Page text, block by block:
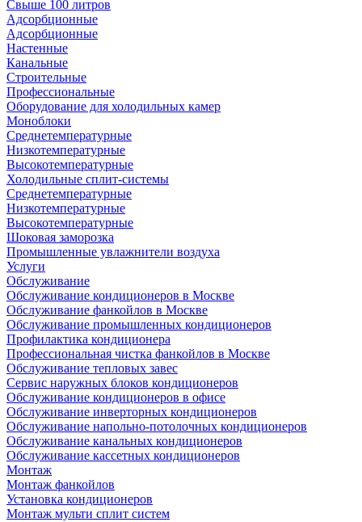
Свыше 100 литров
Адсорбционные
Адсорбционные
Настенные
Канальные
Строительные
Профессиональные
Оборудование для холодильных камер
Моноблоки
Среднетемпературные
Низкотемпературные
Высокотемпературные
Холодильные сплит-системы
Среднетемпературные
Низкотемпературные
Высокотемпературные
Шоковая заморозка
Промышленные увлажнители воздуха
Услуги
Обслуживание
Обслуживание кондиционеров в Москве
Обслуживание фанкойлов в Москве
Обслуживание промышленных кондиционеров
Профилактика кондиционера
Профессиональная чистка фанкойлов в Москве
Обслуживание тепловых завес
Сервис наружных блоков кондиционеров
Обслуживание кондиционеров в офисе
Обслуживание инверторных кондиционеров
Обслуживание напольно-потолочных кондиционеров
Обслуживание канальных кондиционеров
Обслуживание кассетных кондиционеров
Монтаж
Монтаж фанкойлов
Установка кондиционеров
Монтаж мульти сплит систем